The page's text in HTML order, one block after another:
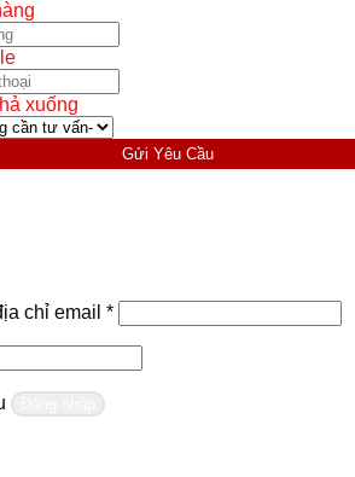
xuống
Gửi Yêu Cầu
chỉ email *Bắt
buộc